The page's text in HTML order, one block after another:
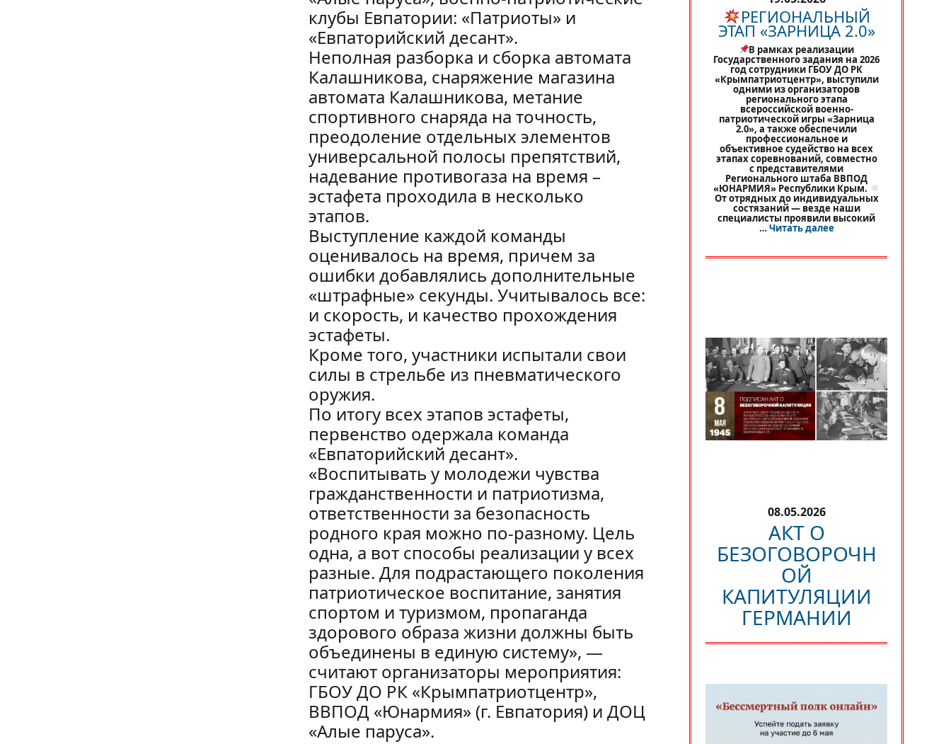
клубы Евпатории: «Патриоты» и
«Евпаторийский десант».
Неполная разборка и сборка автомата
Калашникова, снаряжение магазина
автомата Калашникова, метание
спортивного снаряда на точность,
преодоление отдельных элементов
универсальной полосы препятствий,
надевание противогаза на время –
эстафета проходила в несколько
этапов.
Выступление каждой команды
оценивалось на время, причем за
ошибки добавлялись дополнительные
«штрафные» секунды. Учитывалось все:
и скорость, и качество прохождения
эстафеты.
Кроме того, участники испытали свои
силы в стрельбе из пневматического
оружия.
По итогу всех этапов эстафеты,
первенство одержала команда
«Евпаторийский десант».
«Воспитывать у молодежи чувства
гражданственности и патриотизма,
ответственности за безопасность
родного края можно по-разному. Цель
одна, а вот способы реализации у всех
разные. Для подрастающего поколения
патриотическое воспитание, занятия
спортом и туризмом, пропаганда
здорового образа жизни должны быть
объединены в единую систему», —
считают организаторы мероприятия:
ГБОУ ДО РК «Крымпатриотцентр»,
ВВПОД «Юнармия» (г. Евпатория) и ДОЦ
«Алые паруса».
РЕГИОНАЛЬНЫЙ
ЭТАП «ЗАРНИЦА 2.0»
В рамках реализации
Государственного задания на 2026
год сотрудники ГБОУ ДО РК
«Крымпатриотцентр», выступили
одними из организаторов
регионального этапа
всероссийской военно-
патриотической игры «Зарница
2.0», а также обеспечили
профессиональное и
объективное судейство на всех
этапах соревнований, совместно
с представителями
Регионального штаба ВВПОД
«ЮНАРМИЯ» Республики Крым.
От отрядных до индивидуальных
состязаний — везде наши
специалисты проявили высокий
…Читать далее«
08.05.2026
АКТ О
БЕЗОГОВОРОЧН
ОЙ
КАПИТУЛЯЦИИ
ГЕРМАНИИ